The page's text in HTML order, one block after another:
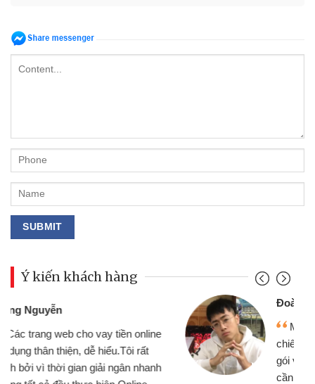
Ý kiến khách hàng
Mình cần tiền gấp nên định cầm cố
chiếc xe wave nhưng thật may đã có
gói vay tiền bằng CMND online không
cần gặp mặt nên rất tiện lợi, sẽ giới